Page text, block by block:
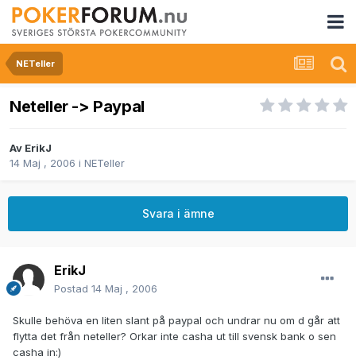
NETeller
Neteller -> Paypal
Av ErikJ
14 Maj , 2006 i NETeller
Svara i ämne
ErikJ
Postad 14 Maj , 2006
Skulle behöva en liten slant på paypal och undrar nu om d går att
flytta det från neteller? Orkar inte casha ut till svensk bank o sen
casha in:)